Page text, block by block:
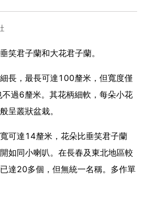
笑君子蘭和大花君子蘭。
長，最長可達100釐米，但寬度僅
過6釐米。其花柄細軟，每朵小花
呈叢狀盆栽。
可達14釐米，花朵比垂笑君子蘭
如同小喇叭。在長春及東北地區較
達20多個，但無統一名稱。多作單